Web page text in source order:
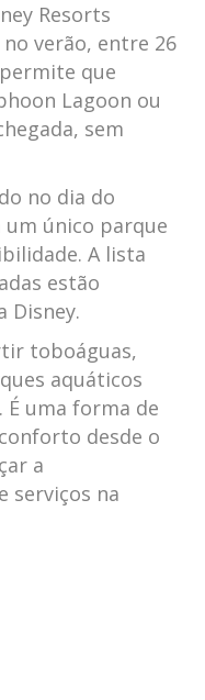
Resorts
verão, entre 26
que
Lagoon ou
sem
no dia do
um único parque
A lista
estão
Disney.
toboáguas,
aquáticos
É uma forma de
desde o
a
serviços na